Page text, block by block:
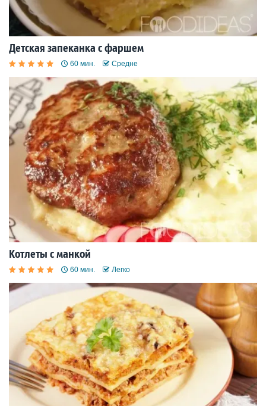
Детская запеканка с фаршем
60 мин. Средне
Котлеты с манкой
60 мин. Легко